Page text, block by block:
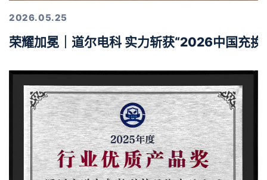
2026.05.25
荣耀加冕｜道尔电科 实力斩获“2026中国充换